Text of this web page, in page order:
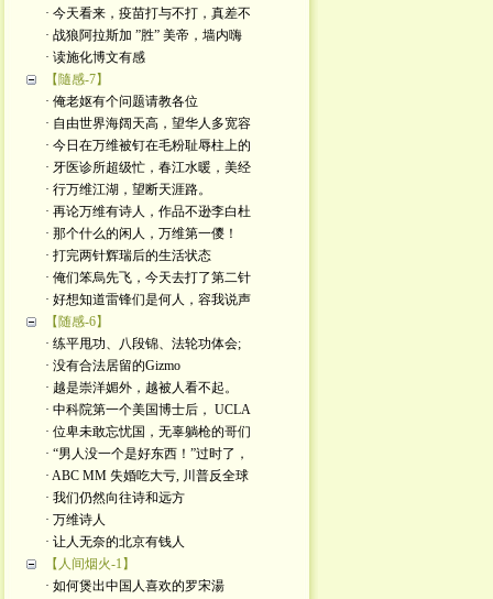
· 今天看来，疫苗打与不打，真差不
· 战狼阿拉斯加 ”胜” 美帝，墙内嗨
· 读施化博文有感
【隨感-7】
· 俺老妪有个问题请教各位
· 自由世界海阔天高，望华人多宽容
· 今日在万维被钉在毛粉耻辱柱上的
· 牙医诊所超级忙，春江水暖，美经
· 行万维江湖，望断天涯路。
· 再论万维有诗人，作品不逊李白杜
· 那个什么的闲人，万维第一儍！
· 打完两针辉瑞后的生活状态
· 俺们笨烏先飞，今天去打了第二针
· 好想知道雷锋们是何人，容我说声
【随感-6】
· 练平甩功、八段锦、法轮功体会;
· 没有合法居留的Gizmo
· 越是崇洋媚外，越被人看不起。
· 中科院第一个美国博士后， UCLA
· 位卑未敢忘忧国，无辜躺枪的哥们
· “男人没一个是好东西！”过时了，
· ABC MM 失婚吃大亏, 川普反全球
· 我们仍然向往诗和远方
· 万维诗人
· 让人无奈的北京有钱人
【人间烟火-1】
· 如何煲出中国人喜欢的罗宋湯